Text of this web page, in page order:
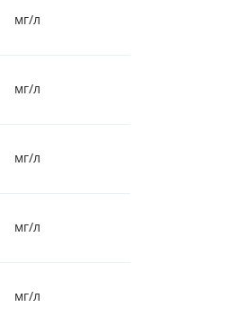
мг/л
мг/л
мг/л
мг/л
мг/л